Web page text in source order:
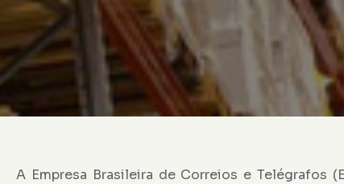
A Empresa Brasileira de Correios e Telégrafos